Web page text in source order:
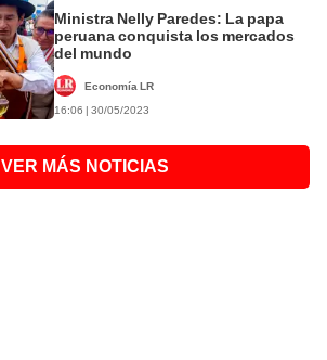
Ministra Nelly Paredes: La papa
peruana conquista los mercados
del mundo
Economía LR
16:06 | 30/05/2023
VER MÁS NOTICIAS